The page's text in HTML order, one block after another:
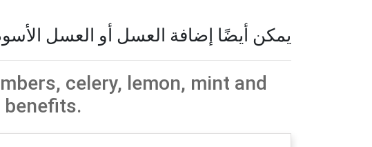
يمكن أيضًا إضافة العسل أو العسل
celery, lemon, mint and